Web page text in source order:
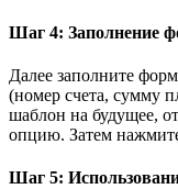
Шаг 4: Заполнение
Далее заполните
(номер счета, сумму
шаблон на будущее,
опцию. Затем
Шаг 5: